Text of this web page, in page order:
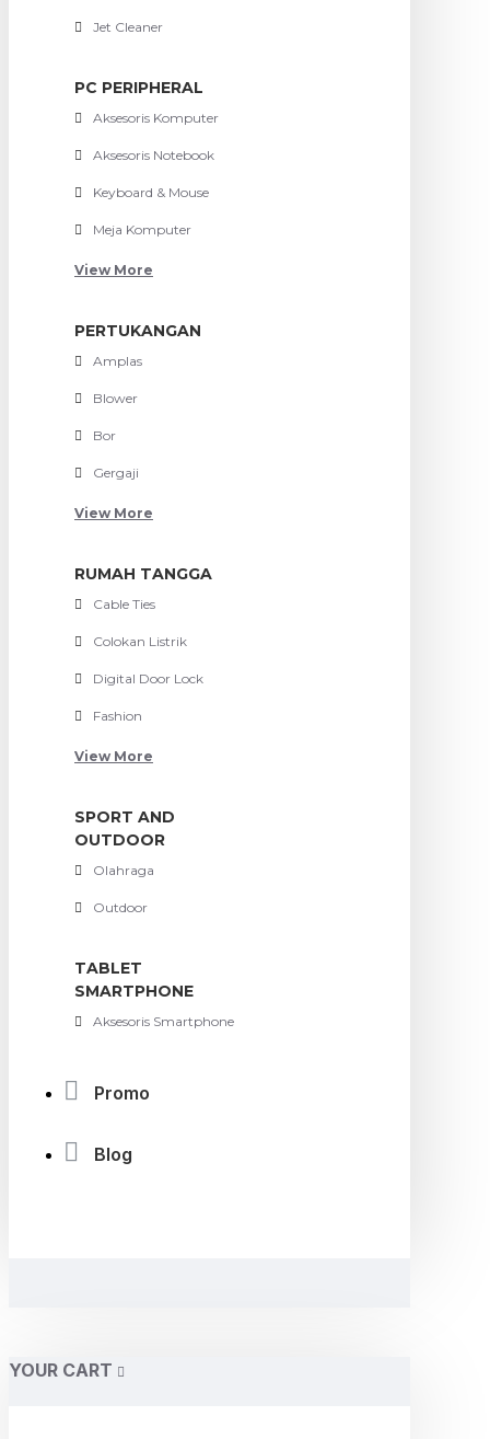
Jet Cleaner
PC PERIPHERAL
Aksesoris Komputer
Aksesoris Notebook
Keyboard & Mouse
Meja Komputer
View More
PERTUKANGAN
Amplas
Blower
Bor
Gergaji
View More
RUMAH TANGGA
Cable Ties
Colokan Listrik
Digital Door Lock
Fashion
View More
SPORT AND
OUTDOOR
Olahraga
Outdoor
TABLET
SMARTPHONE
Aksesoris Smartphone
Promo
Blog
YOUR CART